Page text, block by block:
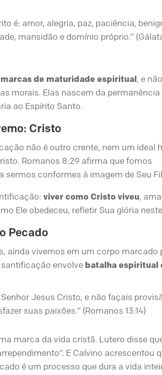
é: amor, alegria, paz, paciência,
mansidão e domínio próprio.”
marcas de maturidade espiritual, e
morais. Elas nascem da permanência
ao Espírito Santo.
Cristo
não é outro crente, nem um ideal
Romanos 8:29 afirma que fomos
sermos conformes à imagem de Seu
viver como Cristo viveu,
Ele obedeceu, refletir Sua glória
Pecado
ainda vivemos em um corpo marcado
envolve batalha espiritual
Jesus Cristo, e não façais
suas paixões.” (Romanos 13:14)
marca da vida cristã. Lutero disse
E Calvino acrescentou
é um processo que dura a vida